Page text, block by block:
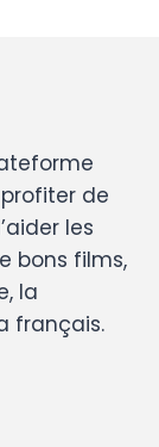
de
les
bons films,
la
français.